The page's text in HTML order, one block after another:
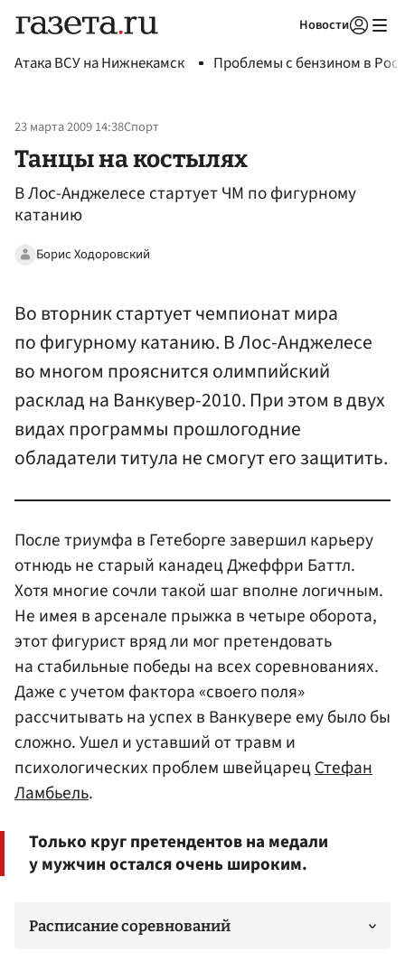
Новости
Атака ВСУ на Нижнекамск Проблемы с бензином в
23 марта 2009 14:38Спорт
Танцы на костылях
В Лос-Анджелесе стартует ЧМ по фигурному
катанию
Борис Ходоровский
Во вторник стартует чемпионат мира
по фигурному катанию. В Лос-Анджелесе
во многом прояснится олимпийский
расклад на Ванкувер-2010. При этом в двух
видах программы прошлогодние
обладатели титула не смогут его защитить.
После триумфа в Гетеборге завершил карьеру
отнюдь не старый канадец Джеффри Баттл.
Хотя многие сочли такой шаг вполне логичным.
Не имея в арсенале прыжка в четыре оборота,
этот фигурист вряд ли мог претендовать
на стабильные победы на всех соревнованиях.
Даже с учетом фактора «своего поля»
рассчитывать на успех в Ванкувере ему было бы
сложно. Ушел и уставший от травм и
психологических проблем швейцарецСтефан
Ламбьель.
Только круг претендентов на медали
у мужчин остался очень широким.
Расписание соревнований